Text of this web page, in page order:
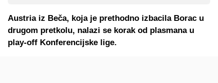
Austria iz Beča, koja je prethodno izbacila Borac u
drugom pretkolu, nalazi se korak od plasmana u
play-off Konferencijske lige.